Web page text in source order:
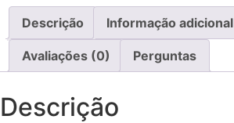
Descrição Informação adicional
Avaliações (0) Perguntas
Descrição